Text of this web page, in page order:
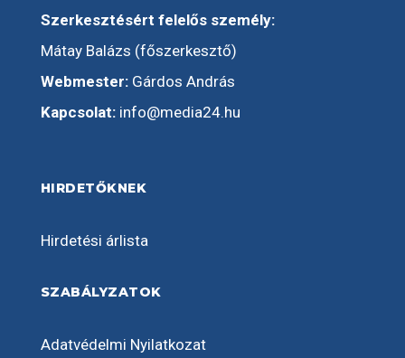
Szerkesztésért felelős személy:
Mátay Balázs (főszerkesztő)
Webmester:Gárdos András
Kapcsolat: info@media24.hu
HIRDETŐKNEK
Hirdetési árlista
SZABÁLYZATOK
Adatvédelmi Nyilatkozat